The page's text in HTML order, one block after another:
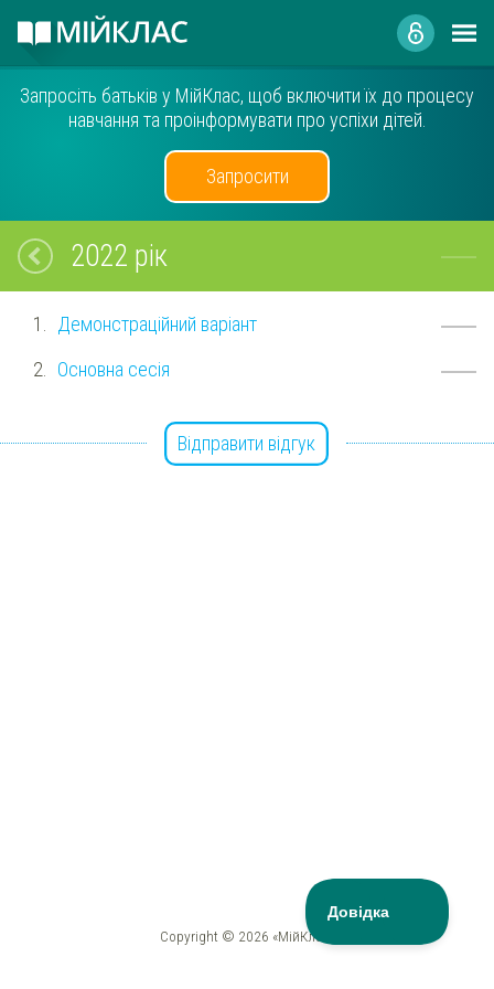
Запросіть батьків у МійКлас, щоб включити їх до процесу
навчання та проінформувати про успіхи дітей.
Запросити
2022 рік
Демонстраційний варіант
Основна сесія
Відправити відгук
Copyright © 2026 «МійКлас»